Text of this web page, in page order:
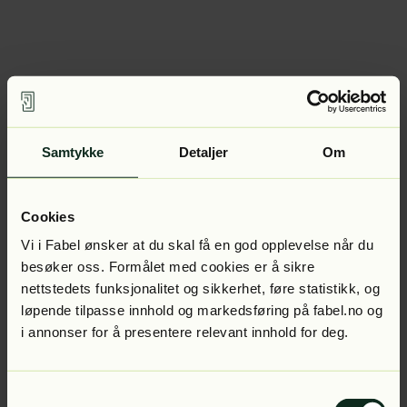
Samtykke Detaljer Om
Cookies
Vi i Fabel ønsker at du skal få en god opplevelse når du
besøker oss. Formålet med cookies er å sikre
nettstedets funksjonalitet og sikkerhet, føre statistikk, og
løpende tilpasse innhold og markedsføring på fabel.no og
i annonser for å presentere relevant innhold for deg.